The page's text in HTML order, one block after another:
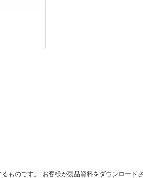
ものです。 お客様が製品資料をダウンロードさ